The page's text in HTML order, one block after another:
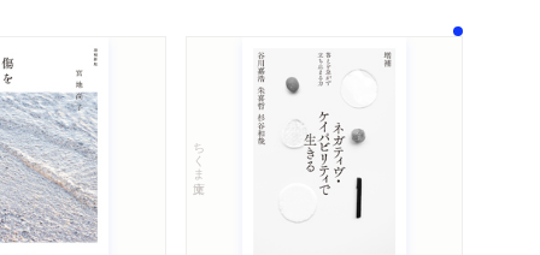
シリーズ・関連本
ちくま文庫